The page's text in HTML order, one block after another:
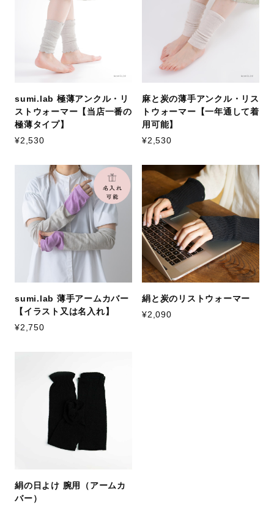
sumi.lab 極薄アンクル・リ
ストウォーマー【当店一番の
極薄タイプ】
¥2,530
麻と炭の薄手アンクル・リス
トウォーマー【一年通して着
用可能】
¥2,530
sumi.lab 薄手アームカバー
【イラスト又は名入れ】
¥2,750
絹と炭のリストウォーマー
¥2,090
絹の日よけ 腕用（アームカ
バー）